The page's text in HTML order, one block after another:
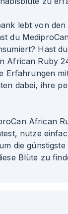
lebt von
du
Hast
African Ruby
Erfahrungen
dabei, ihre
African
nutze
die günstigste
Blüte zu